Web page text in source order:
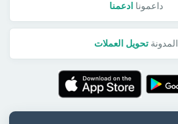
داعمونا ادعمنا
المدونةتحويل العملات